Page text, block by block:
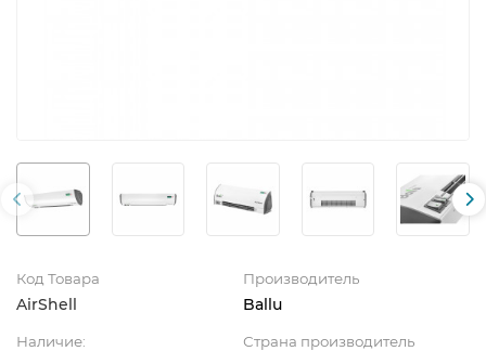
Код Товара
AirShell
Производитель
Ballu
Наличие: Страна производитель